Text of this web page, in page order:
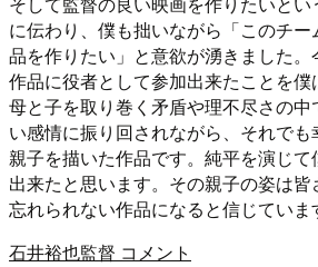
に伝わり、僕も拙いながら「このチ
品を作りたい」と意欲が湧きました
作品に役者として参加出来たことを僕
母と子を取り巻く矛盾や理不尽さの
い感情に振り回されながら、それでも
親子を描いた作品です。純平を演じ
出来たと思います。その親子の姿は皆
忘れられない作品になると信じていま
石井裕也監督 コメント